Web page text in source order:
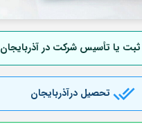
ثبت یا تأسیس شرکت در آذربایجان
تحصیل درآذربایجان